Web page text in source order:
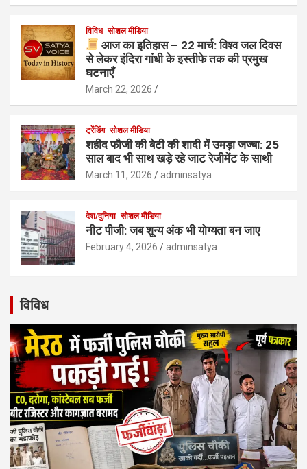
विविध सोशल मीडिया
आज का इतिहास – 22 मार्च: विश्व जल दिवस
से लेकर इंदिरा गांधी के इस्तीफे तक की प्रमुख
घटनाएँ
March 22, 2026
ट्रेंडिंग सोशल मीडिया
शहीद फौजी की बेटी की शादी में उमड़ा जज्बा: 25
साल बाद भी साथ खड़े रहे जाट रेजीमेंट के साथी
March 11, 2026 adminsatya
देश/दुनिया सोशल मीडिया
नीट पीजी: जब शून्य अंक भी योग्यता बन जाए
February 4, 2026 adminsatya
विविध